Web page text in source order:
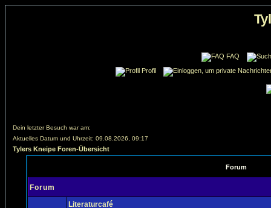
FAQ
Profil
Dein letzter Besuch war am:
Aktuelles Datum und Uhrzeit: 09.08.2026, 09:17
Tylers Kneipe Foren-Übersicht
Forum
Forum
Literaturcafé